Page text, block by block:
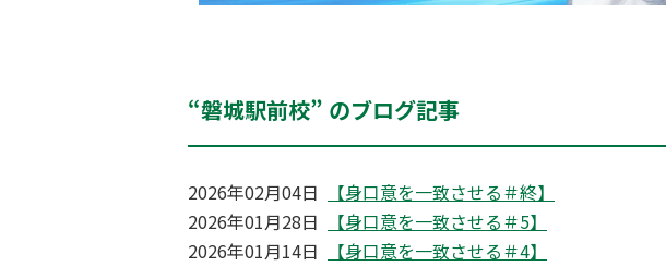
“磐城駅前校” のブログ記事
2026年02月04日
【身口意を一致させる＃終】
2026年01月28日
【身口意を一致させる＃5】
2026年01月14日
【身口意を一致させる＃4】